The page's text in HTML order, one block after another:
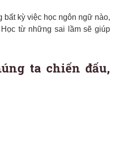
bất kỳ việc học ngôn ngữ nào,
từ những sai lầm sẽ giúp
ta chiến đấu,